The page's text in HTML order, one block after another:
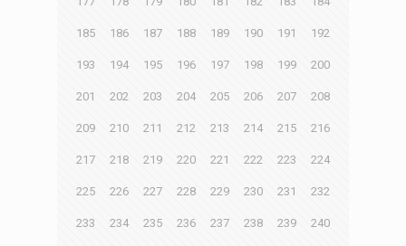
185 186 187 188 189 190 191 192
193 194 195 196 197 198 199 200
201 202 203 204 205 206 207 208
209 210 211 212 213 214 215 216
217 218 219 220 221 222 223 224
225 226 227 228 229 230 231 232
233 234 235 236 237 238 239 240